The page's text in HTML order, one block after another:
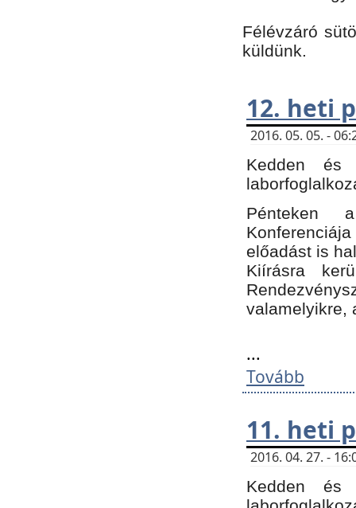
Félévzáró
küldünk.
12. heti
2016. 05. 05. -
Kedden és
Pénteken
előadást is
Kiírásra
valamelyikre,
...
Tovább
11. heti
2016. 04. 27. -
Kedden és